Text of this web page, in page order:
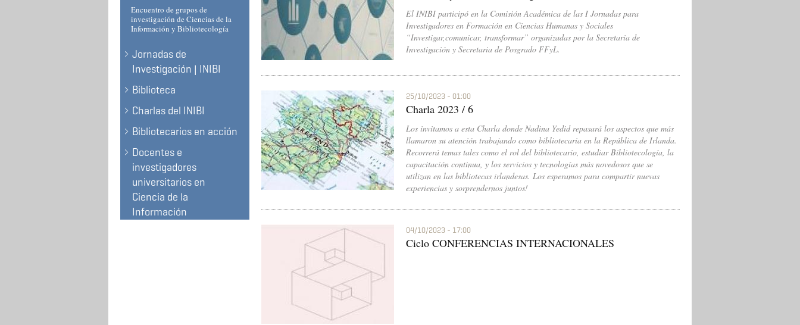
Encuentro de grupos de
investigación de Ciencias de la
Información y Bibliotecología
Jornadas de
Investigación | INIBI
Biblioteca
Charlas del INIBI
Bibliotecarios en acción
Docentes e
investigadores
universitarios en
Ciencia de la
Información
El INIBI participó en la Comisión Académica de las I Jornadas para
Investigadores en Formación en Ciencias Humanas y Sociales
“Investigar,comunicar, transformar” organizadas por la Secretaria de
Investigación y Secretaria de Posgrado FFyL.
25/10/2023 - 01:00
Charla 2023 / 6
Los invitamos a esta Charla donde Nadina Yedid repasará los aspectos que más
llamaron su atención trabajando como bibliotecaria en la República de Irlanda.
Recorrerá temas tales como el rol del bibliotecario, estudiar Bibliotecología, la
capacitación continua, y los servicios y tecnologías más novedosos que se
utilizan en las bibliotecas irlandesas. Los esperamos para compartir nuevas
experiencias y sorprendernos juntos!
04/10/2023 - 17:00
Ciclo CONFERENCIAS INTERNACIONALES